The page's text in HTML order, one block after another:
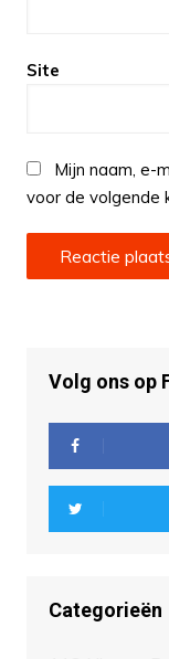
Site
Mijn naam, e-
voor de volgende
Volg ons op
Categorieën